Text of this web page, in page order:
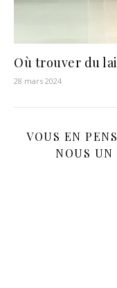
Où trouver du
28 mars 2024
VOUS EN
NOUS